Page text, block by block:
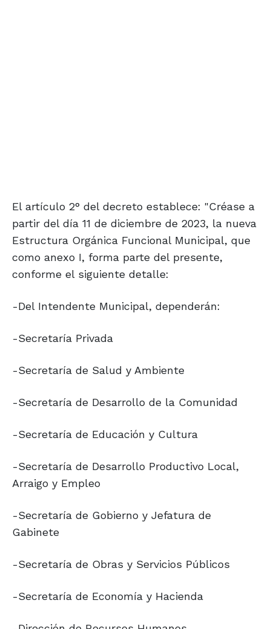
El artículo 2° del decreto establece: "Créase a
partir del día 11 de diciembre de 2023, la nueva
Estructura Orgánica Funcional Municipal, que
como anexo I, forma parte del presente,
conforme el siguiente detalle:
-Del Intendente Municipal, dependerán:
-Secretaría Privada
-Secretaría de Salud y Ambiente
-Secretaría de Desarrollo de la Comunidad
-Secretaría de Educación y Cultura
-Secretaría de Desarrollo Productivo Local,
Arraigo y Empleo
-Secretaría de Gobierno y Jefatura de
Gabinete
-Secretaría de Obras y Servicios Públicos
-Secretaría de Economía y Hacienda